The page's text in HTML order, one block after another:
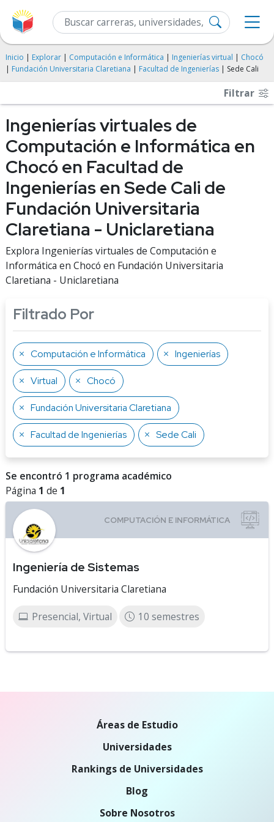
Inicio | Explorar | Computación e Informática | Ingenierías virtual | Chocó
| Fundación Universitaria Claretiana | Facultad de Ingenierías | Sede Cali
Filtrar
Ingenierías virtuales de
Computación e Informática en
Chocó en Facultad de
Ingenierías en Sede Cali de
Fundación Universitaria
Claretiana - Uniclaretiana
Explora Ingenierías virtuales de Computación e
Informática en Chocó en Fundación Universitaria
Claretiana - Uniclaretiana
Filtrado Por
Computación e Informática Ingenierías
Virtual Chocó
Fundación Universitaria Claretiana
Facultad de Ingenierías Sede Cali
Se encontró 1 programa académico
Página 1 de 1
Ingeniería de Sistemas
Fundación Universitaria Claretiana
Presencial, Virtual 10 semestres
Áreas de Estudio
Universidades
Rankings de Universidades
Blog
Sobre Nosotros